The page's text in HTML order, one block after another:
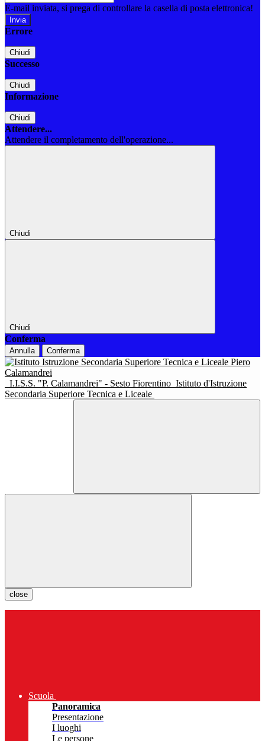
E-mail inviata, si prega di controllare la casella di posta elettronica!
Errore
Chiudi
Successo
Chiudi
Informazione
Chiudi
Attendere...
Attendere il completamento dell'operazione...
Chiudi
Chiudi
Conferma
Annulla Conferma
I.I.S.S. "P. Calamandrei" - Sesto Fiorentino Istituto d'Istruzione
Secondaria Superiore Tecnica e Liceale
close
Scuola
Panoramica
Presentazione
I luoghi
Le persone